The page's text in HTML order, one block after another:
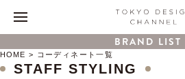
BRAND LIST
HOME コーディネート一覧
STAFF STYLING